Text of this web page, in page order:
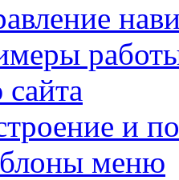
и
меню